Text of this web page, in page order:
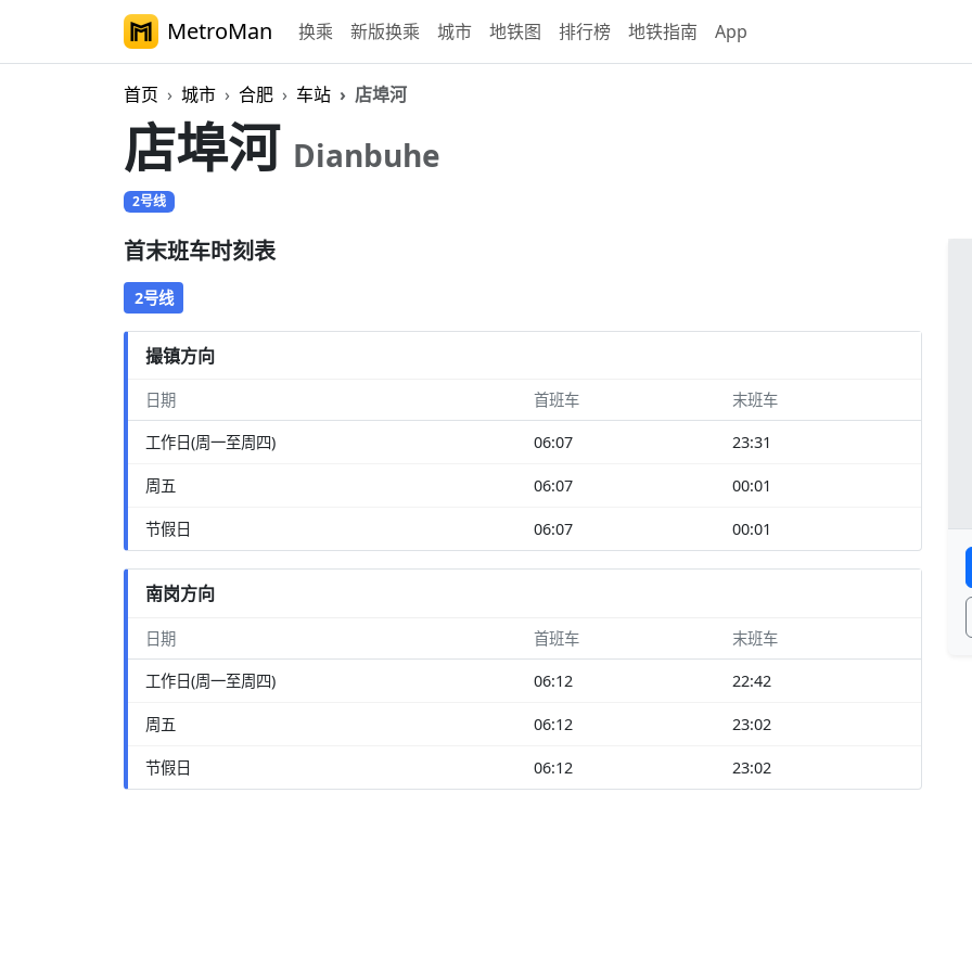
MetroMan 换乘 新版换乘 城市 地铁图 排行榜 地铁指南 App
首页 城市 合肥 车站 店埠河
店埠河 Dianbuhe
2号线
首末班车时刻表
2号线
撮镇方向
日期 首班车 末班车
工作日(周一至周四) 06:07 23:31
周五 06:07 00:01
节假日 06:07 00:01
南岗方向
日期 首班车 末班车
工作日(周一至周四) 06:12 22:42
周五 06:12 23:02
节假日 06:12 23:02